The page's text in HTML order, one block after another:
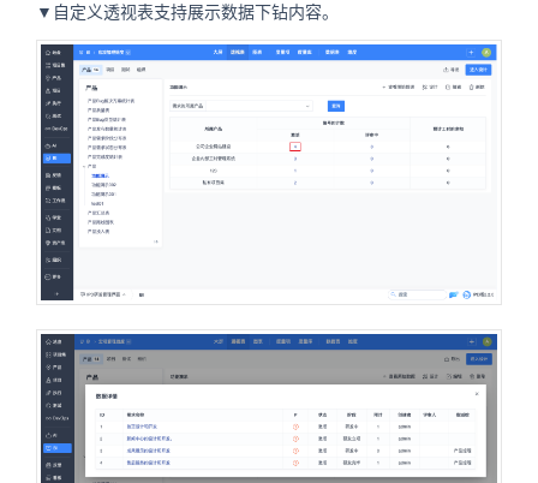
▼自定义透视表支持展示数据下钻内容。